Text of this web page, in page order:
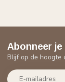
Abonneer
Blijf op de hoogte